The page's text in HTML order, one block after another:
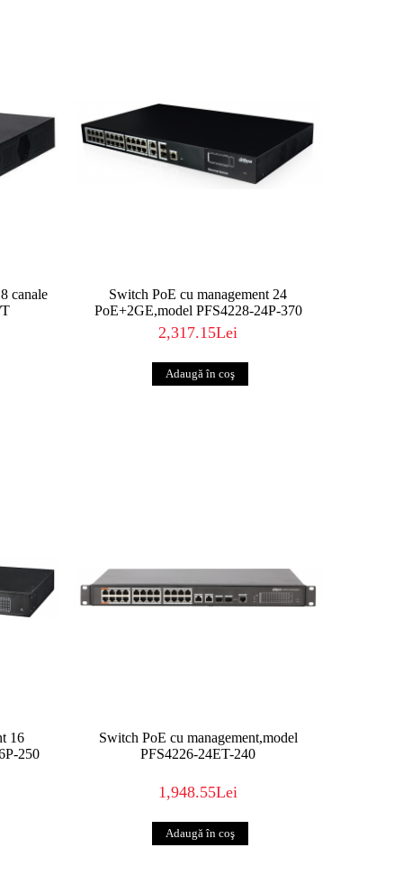
canale
Switch PoE cu management 24
PoE+2GE,model PFS4228-24P-370
2,317.15Lei
16
250
Switch PoE cu management,model
PFS4226-24ET-240
1,948.55Lei